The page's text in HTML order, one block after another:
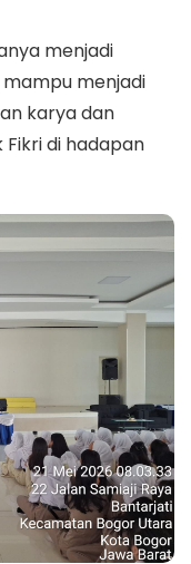
menjadi
menjadi
karya dan
di hadapan